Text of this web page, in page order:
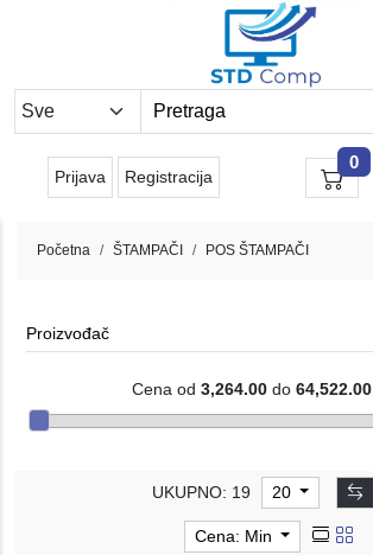
Prijava Registracija
0
Početna ŠTAMPAČI POS ŠTAMPAČI
Proizvođač
Cena od 3,264.00 do 64,522.00
UKUPNO: 19 20
Cena: Min